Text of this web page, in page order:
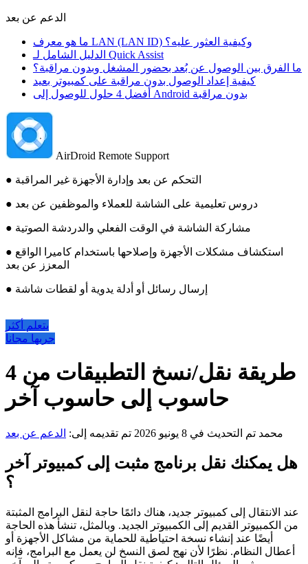
الدعم عن بعد
ما هو معرف LAN (LAN ID) وكيفية العثور عليه؟
الدليل الشامل لـ Quick Assist
ما الفرق بين الوصول عن بُعد بحضور المشغل وبدون مراقبة؟
كيفية إعداد الوصول بدون مراقبة على كمبيوتر بعيد
أفضل 4 حلول للوصول إلى Android بدون مراقبة
AirDroid Remote Support
● التحكم عن بعد وإدارة الأجهزة غير المراقبة
● دروس تعليمية على الشاشة للعملاء والموظفين عن بعد
● مشاركة الشاشة في الوقت الفعلي والدردشة الصوتية
● استكشاف مشكلات الأجهزة وإصلاحها باستخدام كاميرا الواقع
المعزز عن بعد
● إرسال رسائل أو أدلة يدوية أو لقطات شاشة
يتعلم أكثر
جربها مجانا
4 طريقة نقل/نسخ التطبيقات من
حاسوب إلى حاسوب آخر
محمد تم التحديث في 8 يونيو 2026 تم تقديمه إلى: الدعم عن بعد
هل يمكنك نقل برنامج مثبت إلى كمبيوتر آخر
؟
عند الانتقال إلى كمبيوتر جديد، هناك دائمًا حاجة لنقل البرامج المثبتة
من الكمبيوتر القديم إلى الكمبيوتر الجديد. وبالمثل، تنشأ هذه الحاجة
أيضًا عند إنشاء نسخة احتياطية للحماية من مشاكل الأجهزة أو
أعطال النظام. نظرًا لأن نهج لصق النسخ لن يعمل مع البرامج، فإنه